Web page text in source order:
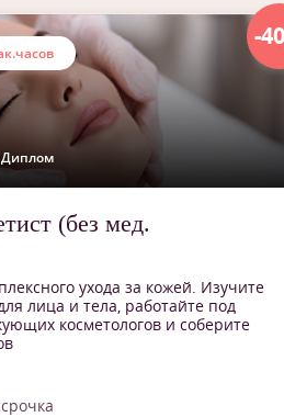
-
Диплом
(без мед.
ухода за кожей. Изучите
лица и тела, работайте под
косметологов и соберите